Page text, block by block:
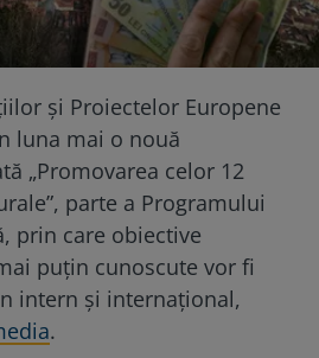
şi Proiectelor Europene
luna mai o nouă
„Promovarea celor 12
parte a Programului
prin care obiective
puţin cunoscute vor fi
intern şi internaţional,
.